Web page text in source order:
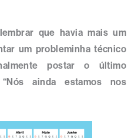
que havia mais um
um probleminha técnico
postar o último
ainda estamos nos